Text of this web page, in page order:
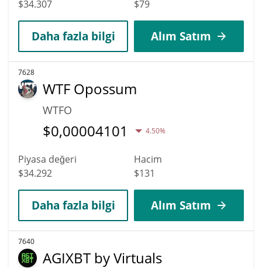
$34.307 $79
Daha fazla bilgi Alım Satım
7628
WTF Opossum
WTFO
$0,00004101 4.50%
Piyasa değeri
$34.292
Hacim
$131
Daha fazla bilgi Alım Satım
7640
AGIXBT by Virtuals